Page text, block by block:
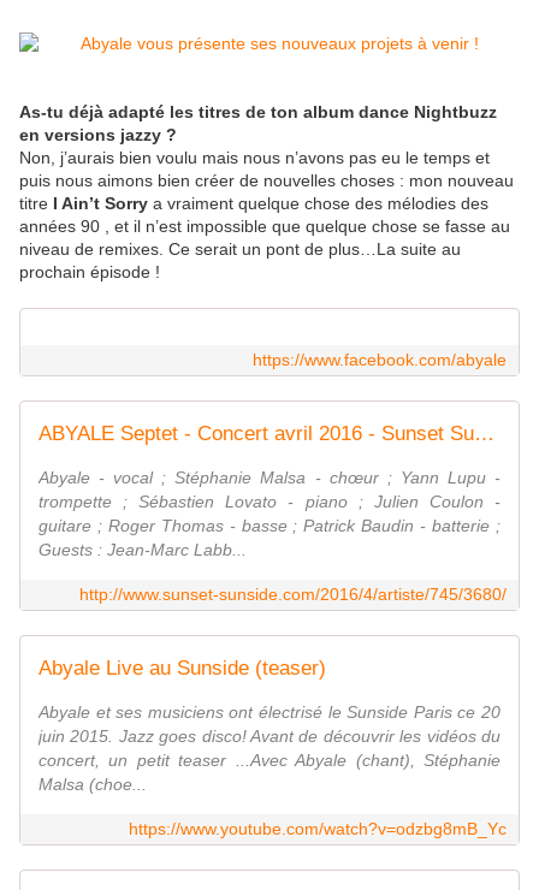
As-tu déjà adapté les titres de ton album dance Nightbuzz
en versions jazzy ?
Non, j’aurais bien voulu mais nous n’avons pas eu le temps et
puis nous aimons bien créer de nouvelles choses : mon nouveau
titre I Ain’t Sorry a vraiment quelque chose des mélodies des
années 90 , et il n’est impossible que quelque chose se fasse au
niveau de remixes. Ce serait un pont de plus…La suite au
prochain épisode !
https://www.facebook.com/abyale
ABYALE Septet - Concert avril 2016 - Sunset Sunside Jazz Club
Abyale - vocal ; Stéphanie Malsa - chœur ; Yann Lupu -
trompette ; Sébastien Lovato - piano ; Julien Coulon -
guitare ; Roger Thomas - basse ; Patrick Baudin - batterie ;
Guests : Jean-Marc Labb...
http://www.sunset-sunside.com/2016/4/artiste/745/3680/
Abyale Live au Sunside (teaser)
Abyale et ses musiciens ont électrisé le Sunside Paris ce 20
juin 2015. Jazz goes disco! Avant de découvrir les vidéos du
concert, un petit teaser ...Avec Abyale (chant), Stéphanie
Malsa (choe...
https://www.youtube.com/watch?v=odzbg8mB_Yc